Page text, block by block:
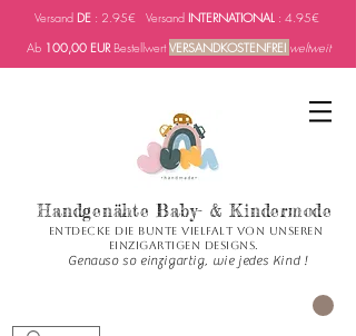
Versand DE : 2.95€ Versand INTERNATIONAL : 4.95€
Ab 100,00 EURBestellwertVERSANDKOSTENFREI weltweit
Handgenähte Baby- & Kindermode
Entdecke die bunte Vielfalt von unseren
einzigartigen Designs.
Genauso so einzigartig, wie jedes Kind !